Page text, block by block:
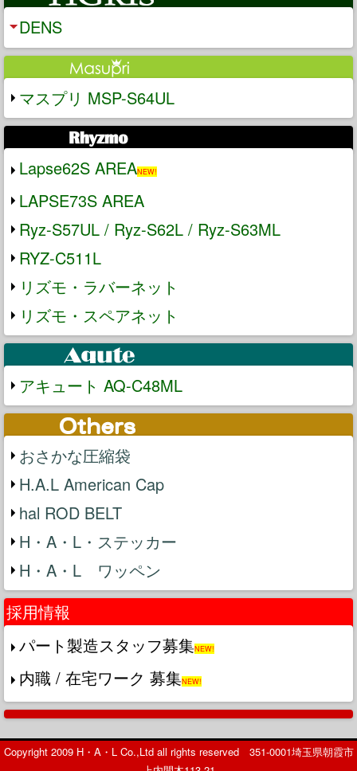
DENS
マスプリ MSP-S64UL
Lapse62S AREANEW!
LAPSE73S AREA
Ryz-S57UL / Ryz-S62L / Ryz-S63ML
RYZ-C511L
リズモ・ラバーネット
リズモ・スペアネット
アキュート AQ-C48ML
おさかな圧縮袋
H.A.L American Cap
hal ROD BELT
H・A・L・ステッカー
H・A・L ワッペン
採用情報
パート製造スタッフ募集NEW!
内職 / 在宅ワーク 募集NEW!
Copyright 2009 H・A・L Co.,Ltd all rights reserved 351-0001埼玉県朝霞市